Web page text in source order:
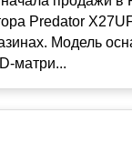
Predator
Модель
матри...